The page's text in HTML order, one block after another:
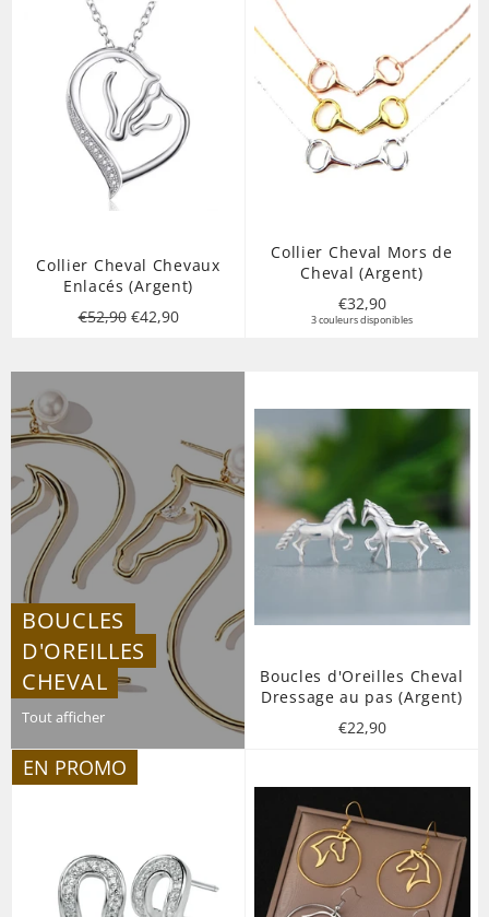
Collier Cheval Chevaux
Enlacés (Argent)
Prix
€52,90 Prix
€42,90
Collier Cheval Mors de
Cheval (Argent)
Prix
régulier
€32,90
3 couleurs disponibles
BOUCLES
D'OREILLES
CHEVAL
Tout afficher
Boucles d'Oreilles Cheval
Dressage au pas (Argent)
Prix
€22,90
EN PROMO